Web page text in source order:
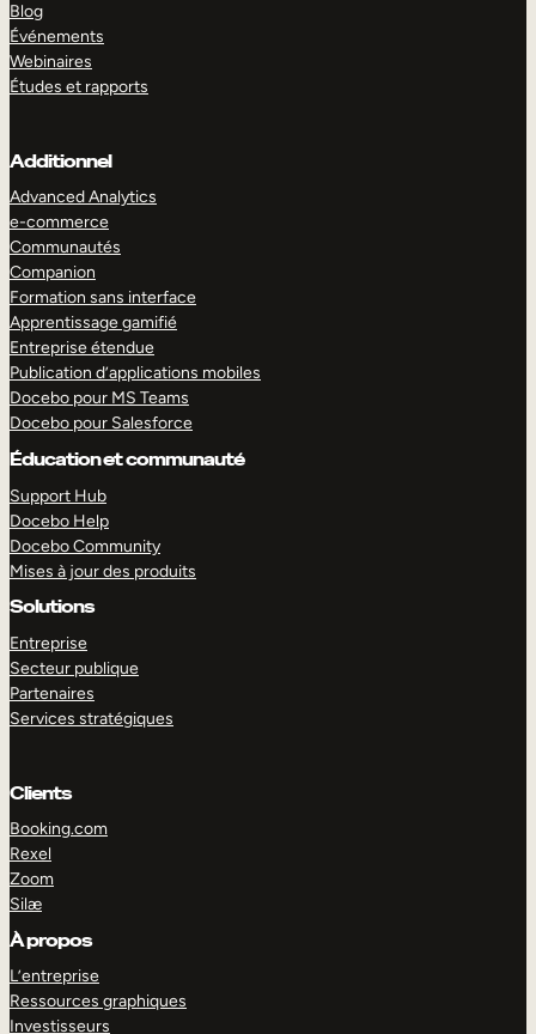
Blog
Événements
Webinaires
Études et rapports
Additionnel
Advanced Analytics
e-commerce
Communautés
Companion
Formation sans interface
Apprentissage gamifié
Entreprise étendue
Publication d’applications mobiles
Docebo pour MS Teams
Docebo pour Salesforce
Éducation et communauté
Support Hub
Docebo Help
Docebo Community
Mises à jour des produits
Solutions
Entreprise
Secteur publique
Partenaires
Services stratégiques
Clients
Booking.com
Rexel
Zoom
Silæ
À propos
L’entreprise
Ressources graphiques
Investisseurs